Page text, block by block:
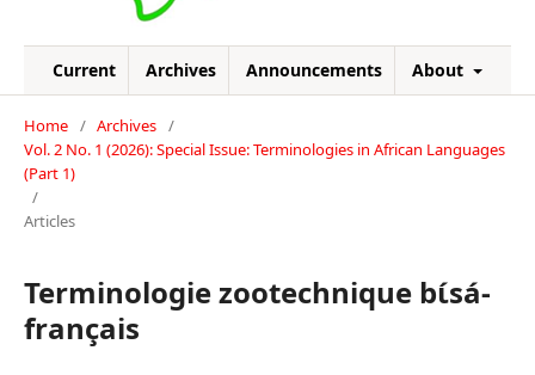
Current Archives Announcements About
Home / Archives /
Vol. 2 No. 1 (2026): Special Issue: Terminologies in African Languages
(Part 1)
/
Articles
Terminologie zootechnique bɩ́sá-
français